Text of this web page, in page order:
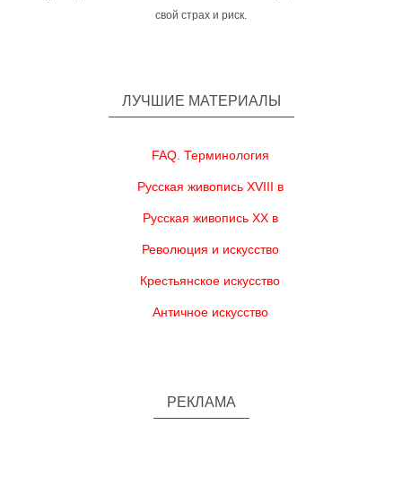
свой страх и риск.
ЛУЧШИЕ МАТЕРИАЛЫ
FAQ. Терминология
Русская живопись XVIII в
Русская живопись XX в
Революция и искусство
Крестьянское искусство
Античное искусство
РЕКЛАМА